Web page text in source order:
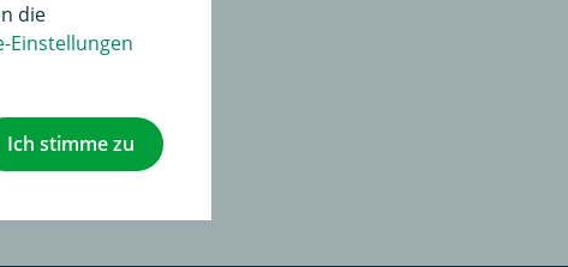
die
Einstellungen
Ich stimme zu